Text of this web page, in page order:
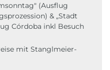
(Ausflug
& „Stadt
Córdoba inkl Besuch
mit Stanglmeier-